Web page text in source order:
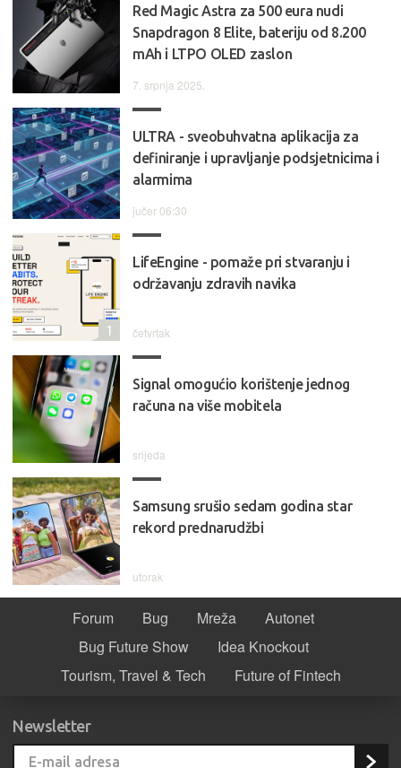
Red Magic Astra za 500 eura nudi
Snapdragon 8 Elite, bateriju od 8.200
mAh i LTPO OLED zaslon
7. srpnja 2025.
ULTRA - sveobuhvatna aplikacija za
definiranje i upravljanje podsjetnicima i
alarmima
jučer 06:30
LifeEngine - pomaže pri stvaranju i
održavanju zdravih navika
četvrtak
1
Signal omogućio korištenje jednog
računa na više mobitela
srijeda
Samsung srušio sedam godina star
rekord prednarudžbi
utorak
Forum Bug Mreža
Autonet
Bug Future Show
Idea Knockout
Tourism, Travel & Tech
Future of Fintech
Newsletter